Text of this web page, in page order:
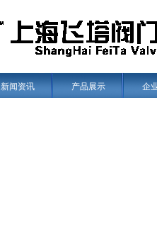
新闻资讯 产品展示
企